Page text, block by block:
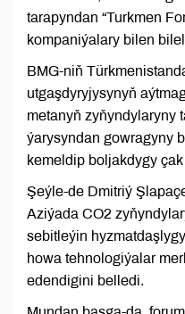
tarapyndan “Turkmen
kompaniýalary bilen
BMG-niň
utgaşdyryjysynyň
metanyň zyňyndylaryny
ýarysyndan gowragyny
kemeldip boljakdygy
Şeýle-de Dmitriý
Aziýada CO2
sebitleýin
howa tehnologiýalar
edendigini belledi.